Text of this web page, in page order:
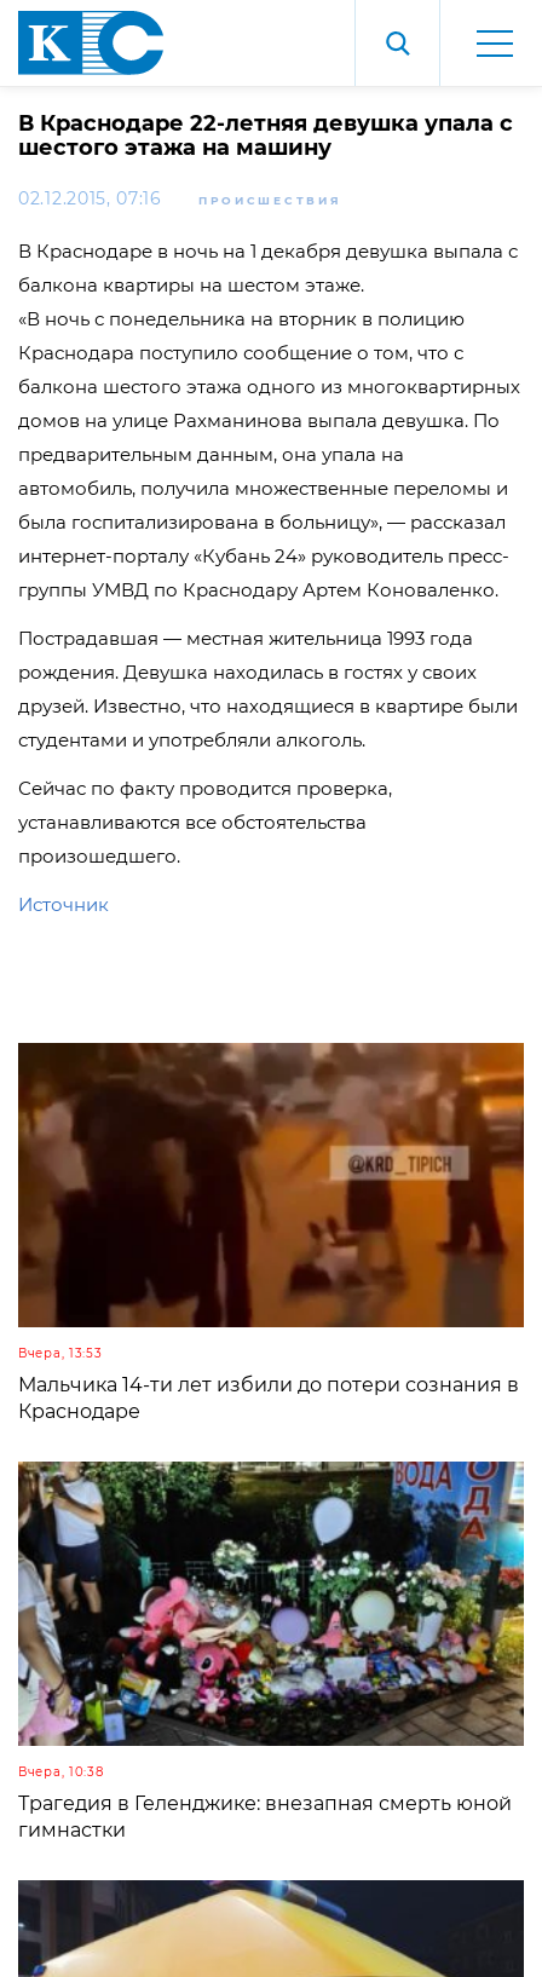
В Краснодаре 22-летняя девушка упала с
шестого этажа на машину
02.12.2015, 07:16 ПРОИСШЕСТВИЯ
В Краснодаре в ночь на 1 декабря девушка выпала с
балкона квартиры на шестом этаже.
«В ночь с понедельника на вторник в полицию
Краснодара поступило сообщение о том, что с
балкона шестого этажа одного из многоквартирных
домов на улице Рахманинова выпала девушка. По
предварительным данным, она упала на
автомобиль, получила множественные переломы и
была госпитализирована в больницу», — рассказал
интернет-порталу «Кубань 24» руководитель пресс-
группы УМВД по Краснодару Артем Коноваленко.
Пострадавшая — местная жительница 1993 года
рождения. Девушка находилась в гостях у своих
друзей. Известно, что находящиеся в квартире были
студентами и употребляли алкоголь.
Сейчас по факту проводится проверка,
устанавливаются все обстоятельства
произошедшего.
Источник
Вчера, 13:53
Мальчика 14-ти лет избили до потери сознания в
Краснодаре
Вчера, 10:38
Трагедия в Геленджике: внезапная смерть юной
гимнастки